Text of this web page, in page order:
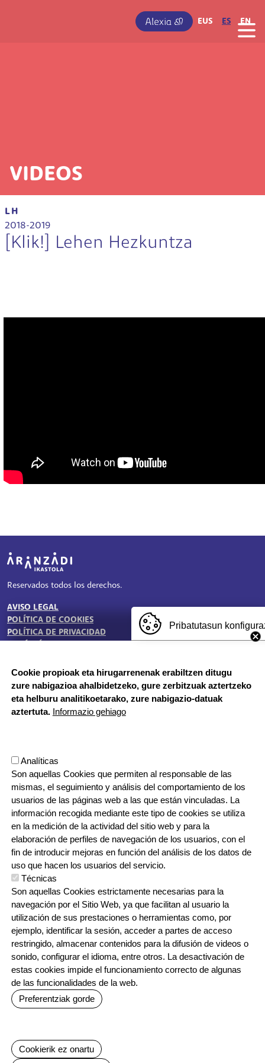
EUS ES EN
IRUDIA
VIDEOS
LH
2018-2019
[Klik!] Lehen Hezkuntza
Irudia
Reservados todos los derechos.
TESTU-LEGALAK
AVISO LEGAL
POLÍTICA DE COOKIES
POLÍTICA DE PRIVACIDAD
HORARIO DE SECRETARÍA:
De lunes a jueves 8:00 - 18:00
Viernes 8:00 - 17:00
20570 Bergara, Gipuzkoa
943 76 90 71
ORRI-OINA
CONTACTO
TRABAJA CON NOSOTROS
IRUDIA
Irudia Irudia Irudia
Pribatutasun
Cookie propioak eta hirugarrenenak erabiltzen ditugu
zure nabigazioa ahalbidetzeko, gure zerbitzuak aztertzeko
eta helburu analitikoetarako, zure nabigazio-datuak
aztertuta. Informazio gehiago
Analíticas
Son aquellas Cookies que permiten al responsable de las
mismas, el seguimiento y análisis del comportamiento de los
usuarios de las páginas web a las que están vinculadas. La
información recogida mediante este tipo de cookies se utiliza
en la medición de la actividad del sitio web y para la
elaboración de perfiles de navegación de los usuarios, con el
fin de introducir mejoras en función del análisis de los datos de
uso que hacen los usuarios del servicio.
Técnicas
Son aquellas Cookies estrictamente necesarias para la
navegación por el Sitio Web, ya que facilitan al usuario la
utilización de sus prestaciones o herramientas como, por
ejemplo, identificar la sesión, acceder a partes de acceso
restringido, almacenar contenidos para la difusión de videos o
sonido, configurar el idioma, entre otros. La desactivación de
estas cookies impide el funcionamiento correcto de algunas
de las funcionalidades de la web.
Preferentziak gorde
Cookierik ez onartu
Baimenak ezeztatu